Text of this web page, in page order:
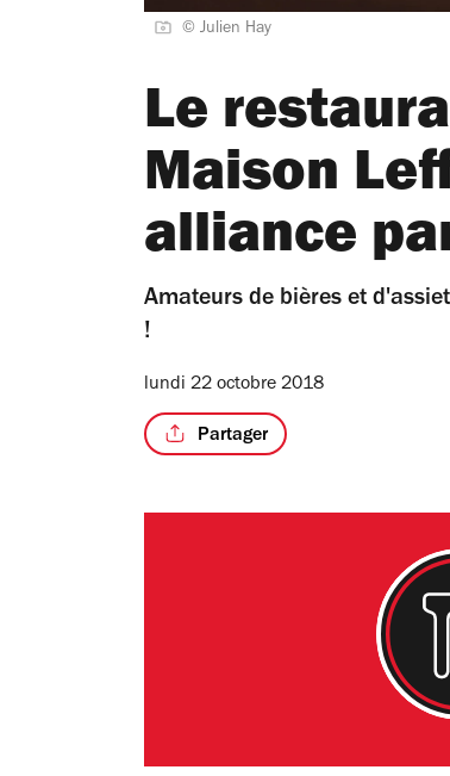
© Julien Hay
Le
Maison
alliance
Amateurs de bières et
!
lundi 22 octobre 2018
Partager